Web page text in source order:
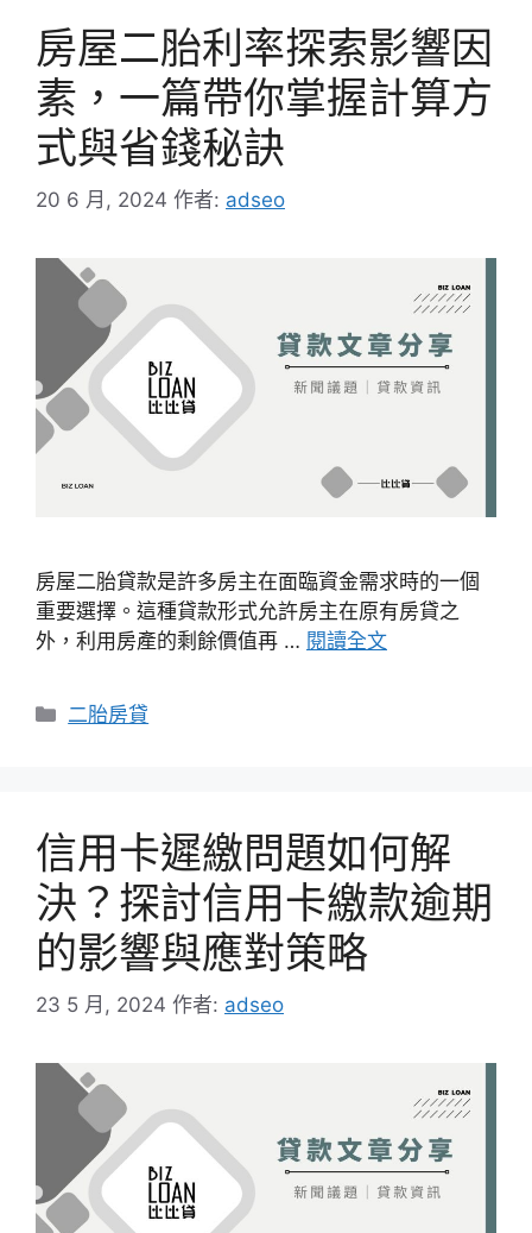
房屋二胎利率探索影響因
素，一篇帶你掌握計算方
式與省錢秘訣
20 6 月, 2024 作者: adseo
房屋二胎貸款是許多房主在面臨資金需求時的一個
重要選擇。這種貸款形式允許房主在原有房貸之
外，利用房產的剩餘價值再 … 閱讀全文
分
二胎房貸
信用卡遲繳問題如何解
決？探討信用卡繳款逾期
的影響與應對策略
23 5 月, 2024 作者: adseo